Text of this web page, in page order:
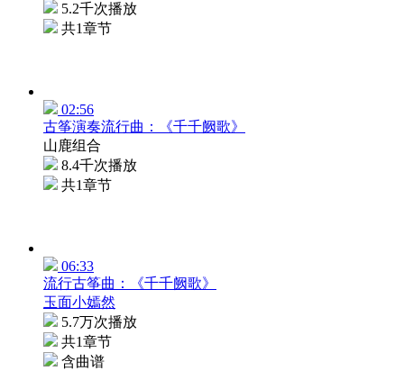
5.2千次播放
共1章节
02:56
古筝演奏流行曲：《千千阙歌》
山鹿组合
8.4千次播放
共1章节
06:33
流行古筝曲：《千千阙歌》
玉面小嫣然
5.7万次播放
共1章节
含曲谱